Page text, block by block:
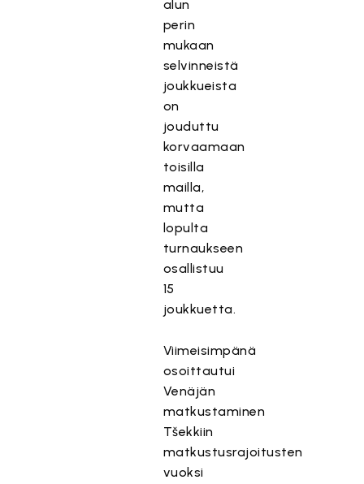
alun
perin
mukaan
selvinneistä
joukkueista
on
jouduttu
korvaamaan
toisilla
mailla,
mutta
lopulta
turnaukseen
osallistuu
15
joukkuetta.
Viimeisimpänä
osoittautui
Venäjän
matkustaminen
Tšekkiin
matkustusrajoitusten
vuoksi